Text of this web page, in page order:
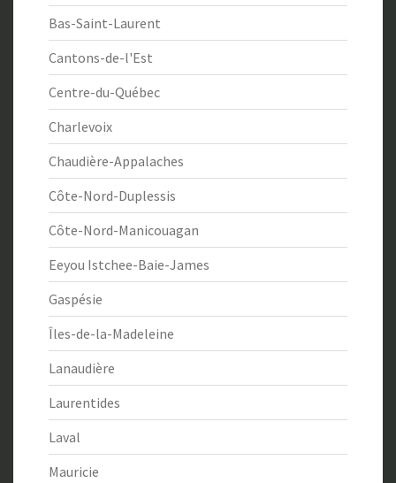
Bas-Saint-Laurent
Cantons-de-l'Est
Centre-du-Québec
Charlevoix
Chaudière-Appalaches
Côte-Nord-Duplessis
Côte-Nord-Manicouagan
Eeyou Istchee-Baie-James
Gaspésie
Îles-de-la-Madeleine
Lanaudière
Laurentides
Laval
Mauricie